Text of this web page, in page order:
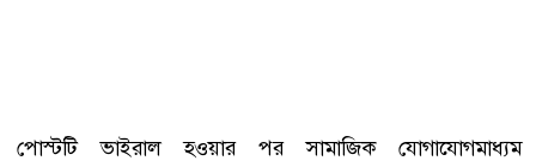
পোস্টটি ভাইরাল হওয়ার পর সামাজিক যোগাযোগমাধ্যম